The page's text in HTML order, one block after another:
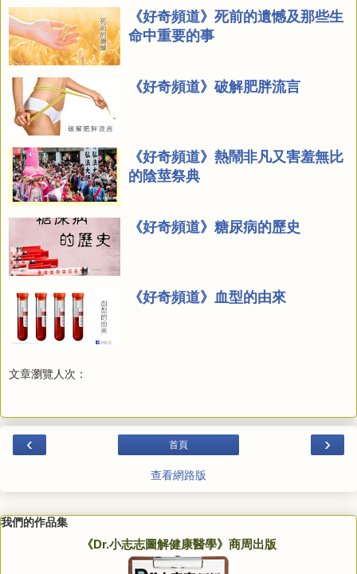
《好奇頻道》死前的遺憾及那些生
命中重要的事
《好奇頻道》破解肥胖流言
《好奇頻道》熱鬧非凡又害羞無比
的陰莖祭典
《好奇頻道》糖尿病的歷史
《好奇頻道》血型的由來
文章瀏覽人次：
‹ ›
首頁
查看網路版
我們的作品集
《Dr.小志志圖解健康醫學》商周出版